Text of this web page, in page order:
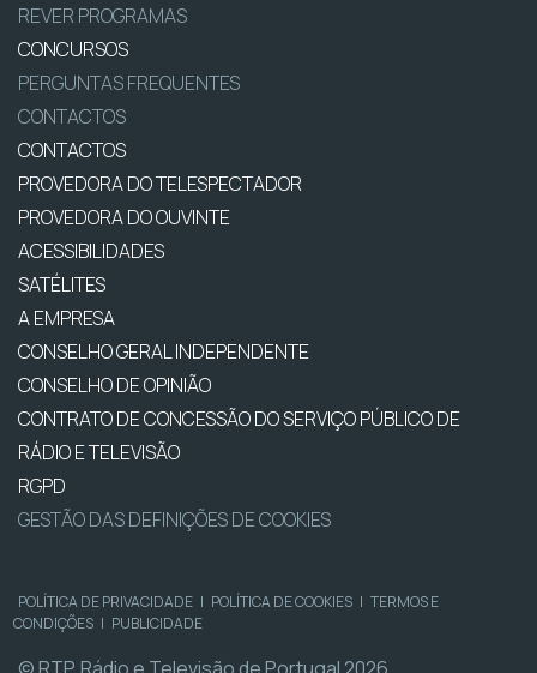
REVER PROGRAMAS
CONCURSOS
PERGUNTAS FREQUENTES
CONTACTOS
CONTACTOS
PROVEDORA DO TELESPECTADOR
PROVEDORA DO OUVINTE
ACESSIBILIDADES
SATÉLITES
A EMPRESA
CONSELHO GERAL INDEPENDENTE
CONSELHO DE OPINIÃO
CONTRATO DE CONCESSÃO DO SERVIÇO PÚBLICO DE
RÁDIO E TELEVISÃO
RGPD
GESTÃO DAS DEFINIÇÕES DE COOKIES
POLÍTICA DE PRIVACIDADE | POLÍTICA DE COOKIES | TERMOS E
CONDIÇÕES | PUBLICIDADE